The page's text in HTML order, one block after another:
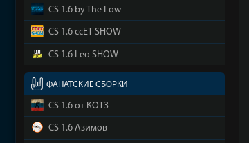
CS 1.6 by The Low
CS 1.6 ccET SHOW
CS 1.6 Leo SHOW
ФАНАТСКИЕ СБОРКИ
CS 1.6 от КОТ3
CS 1.6 Азимов